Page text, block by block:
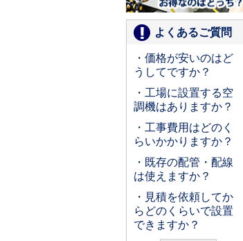
よくあるご質問
・価格が安いのはど
うしてですか？
・工場に設置する空
調機はありますか？
・工事費用はどのく
らいかかりますか？
・既存の配管・配線
は使えますか？
・見積を依頼してか
らどのくらいで設置
できますか？